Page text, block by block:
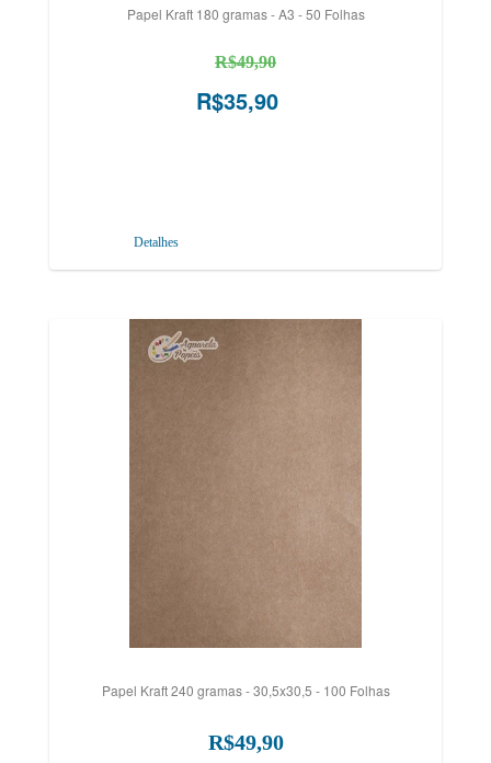
Papel Kraft 180 gramas - A3 - 50 Folhas
R$49,90
R$35,90
Detalhes
Papel Kraft 240 gramas - 30,5x30,5 - 100 Folhas
R$49,90